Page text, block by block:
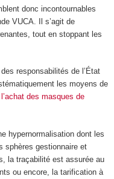
donc incontournables
VUCA. Il s’agit de
tout en stoppant les
responsabilités de l’État
les moyens de
l’achat des masques de
hypernormalisation dont les
sphères gestionnaire et
la traçabilité est assurée au
ou encore, la tarification à